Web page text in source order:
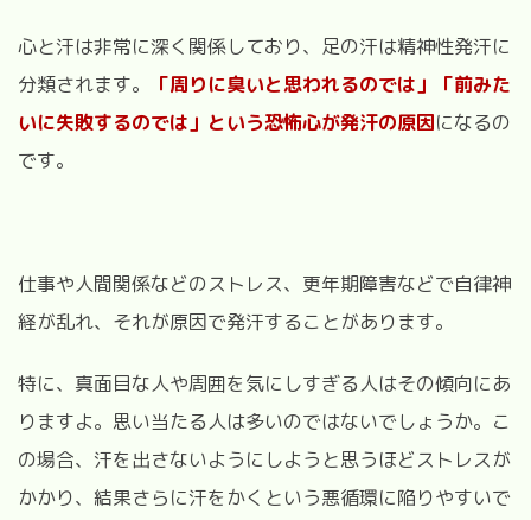
心と汗は非常に深く関係しており、足の汗は精神性発汗に
分類されます。
「周りに臭いと思われるのでは」「前みた
いに失敗するのでは」という恐怖心が発汗の原因になるの
です。
仕事や人間関係などのストレス、更年期障害などで自律神
経が乱れ、それが原因で発汗することがあります。
特に、真面目な人や周囲を気にしすぎる人はその傾向にあ
りますよ。思い当たる人は多いのではないでしょうか。こ
の場合、 汗を出さないようにしようと思うほどストレスが
かかり、結果さらに汗をかくという悪循環に陥りやすいで